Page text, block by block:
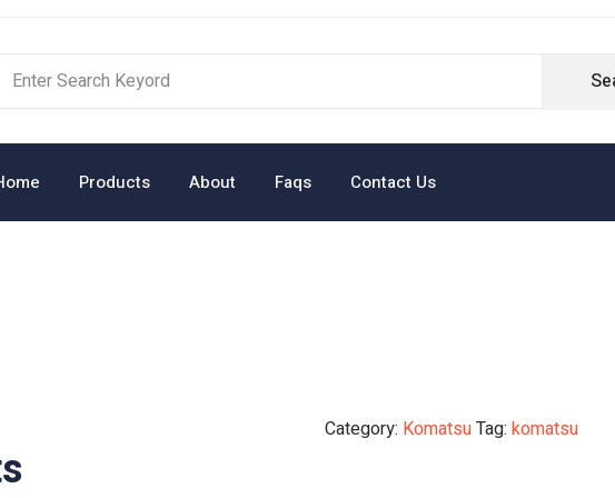
Products About Faqs Contact Us
Category: KomatsuTag: komatsu